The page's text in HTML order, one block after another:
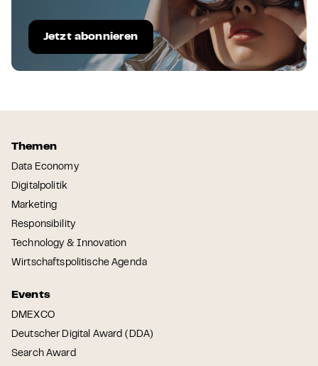
Jetzt abonnieren
Themen
Data Economy
Digitalpolitik
Marketing
Responsibility
Technology & Innovation
Wirtschaftspolitische Agenda
Events
DMEXCO
Deutscher Digital Award (DDA)
Search Award